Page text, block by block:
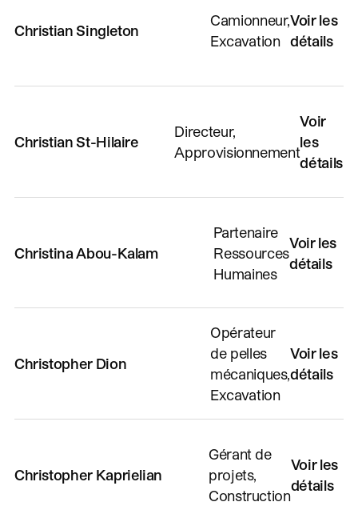
Christian Singleton
Camionneur,
Excavation
Voir les
détails
Christian St-Hilaire
Directeur,
Approvisionnement
Voir
les
détails
Christina Abou-Kalam
Partenaire
Ressources
Humaines
Voir les
détails
Christopher Dion
Opérateur
de pelles
mécaniques,
Excavation
Voir les
détails
Christopher Kaprielian
Gérant de
projets,
Construction
Voir les
détails